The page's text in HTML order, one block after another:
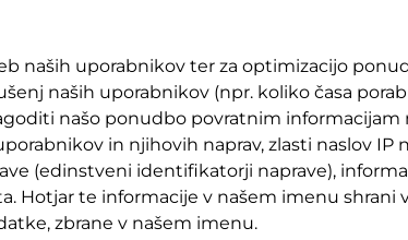
naših uporabnikov ter za optimizacijo
naših uporabnikov (npr. koliko časa
našo ponudbo povratnim
in njihovih naprav, zlasti naslov IP
(edinstveni identifikatorji naprave),
Hotjar te informacije v našem imenu
zbrane v našem imenu.